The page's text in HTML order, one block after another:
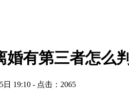
有第三者怎么判
19:10 - 点击： 2065